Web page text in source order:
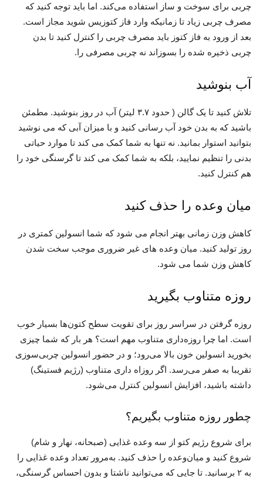
چربی برای سوخت و ساز استفاده می‌کند. اما باید توجه کنید که
مصرف چربی زیاد تا زمانیکه وارد فاز کتوزیس شوید مجاز است.
بعد از ورود به فاز کتوز باید مصرف چربی را کنترل کنید تا بدن
چربی ذخیره شده را بسوزاند نه چربی مصرفی را.
آب بنوشید
تلاش کنید تا یک گالن ( حدود ۳.۷ لیتر) آب در روز بنوشید. مطمئن
باشید که به بدن خود آب رسانی کنید و با میزان آبی که می نوشید
بتوانید استوار بمانید. نه تنها به شما کمک می کند تا موارد حیاتی
بدنی را تنظیم نمایید، بلکه به شما کمک می کند تا گرسنگی خود را
هم کنترل کنید.
میان وعده را حذف کنید
کاهش وزن زمانی بهتر انجام می شود که شما انسولین کمتری در
روز تولید کنید. میان وعده های غیر ضروری موجب سخت شدن
کاهش وزن شما می شود.
روزه متناوب بگیرید
روزه گرفتن در سراسر روز برای تقویت سطح کتون‌ها بسیار خوب
است. اما چرا روزه‌داری متناوب مهم است؟ هر بار که شما چیزی
بخورید انسولین خون بالا می‌رود؛ و در حضور انسولین چربی‌سوزی
تقریبا به صفر می‌رسد. اگر روزاه داری متناوب (رژیم فستینگ)
داشته باشید، افزایش انسولین کنترل می‌شود.
چطور روزه متناوب بگیریم؟
برای شروع رژیم کتو از سه وعده غذایی (صبحانه، نهار و شام)
شروع کنید و میان‌وعده را حذف کنید. به‌مرور تعداد وعده ‌غذایی را
به ۲ برسانید. تا جایی که می‌توانید ناشتا و بدون احساس گرسنگی،